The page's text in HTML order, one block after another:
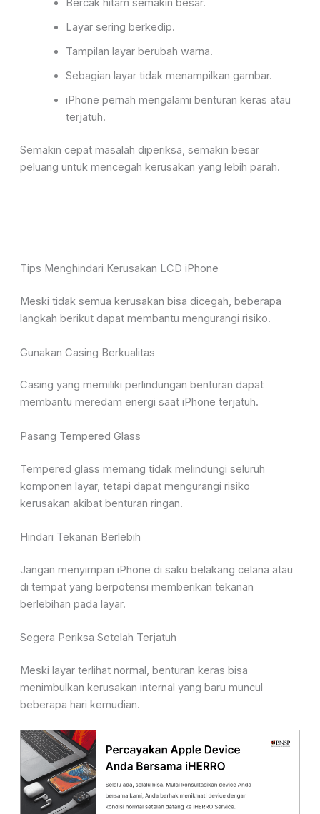
Bercak hitam semakin besar.
Layar sering berkedip.
Tampilan layar berubah warna.
Sebagian layar tidak menampilkan gambar.
iPhone pernah mengalami benturan keras atau
terjatuh.
Semakin cepat masalah diperiksa, semakin besar
peluang untuk mencegah kerusakan yang lebih parah.
Tips Menghindari Kerusakan LCD iPhone
Meski tidak semua kerusakan bisa dicegah, beberapa
langkah berikut dapat membantu mengurangi risiko.
Gunakan Casing Berkualitas
Casing yang memiliki perlindungan benturan dapat
membantu meredam energi saat iPhone terjatuh.
Pasang Tempered Glass
Tempered glass memang tidak melindungi seluruh
komponen layar, tetapi dapat mengurangi risiko
kerusakan akibat benturan ringan.
Hindari Tekanan Berlebih
Jangan menyimpan iPhone di saku belakang celana atau
di tempat yang berpotensi memberikan tekanan
berlebihan pada layar.
Segera Periksa Setelah Terjatuh
Meski layar terlihat normal, benturan keras bisa
menimbulkan kerusakan internal yang baru muncul
beberapa hari kemudian.